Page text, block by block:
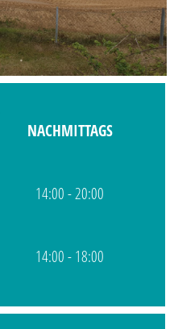
NACHMITTAGS
14:00 - 20:00
14:00 - 18:00